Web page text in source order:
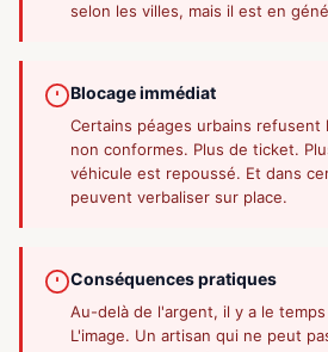
selon les villes, mais il est en
Blocage immédiat
Certains péages urbains refusent
non conformes. Plus de ticket.
véhicule est repoussé. Et dans
peuvent verbaliser sur place.
Conséquences pratiques
Au-delà de l'argent, il y a le
L'image. Un artisan qui ne peut